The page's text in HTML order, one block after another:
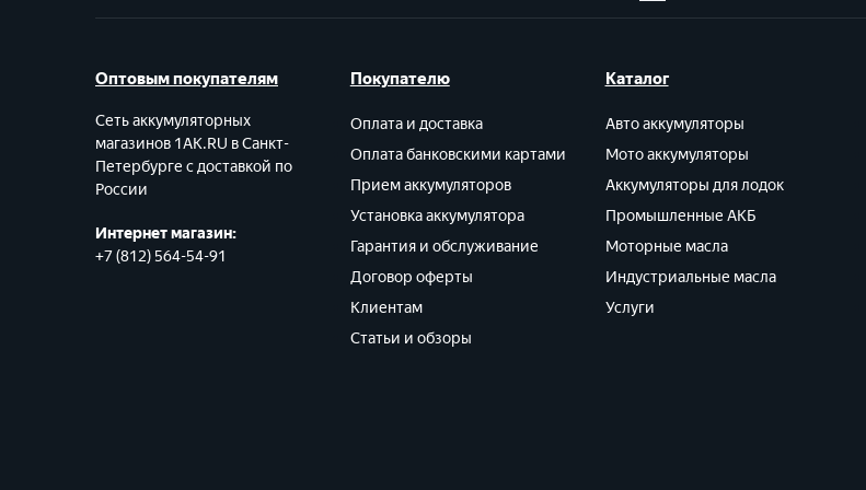
Оптовым покупателям
Сеть аккумуляторных
магазинов 1AK.RU в Санкт-
Петербурге с доставкой по
России
Интернет магазин:
+7 (812) 564-54-91
Покупателю
Оплата и доставка
Оплата банковскими картами
Прием аккумуляторов
Установка аккумулятора
Гарантия и обслуживание
Договор оферты
Клиентам
Статьи и обзоры
Каталог
Авто аккумуляторы
Мото аккумуляторы
Аккумуляторы для лодок
Промышленные АКБ
Моторные масла
Индустриальные масла
Услуги